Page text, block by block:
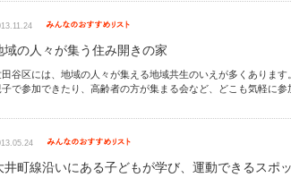
域の人々が集う住み開きの家
田谷区には、地域の人々が集える地域共生のいえが多くあります
子で参加できたり、高齢者の方が集まる会など、どこも気軽に参
井町線沿いにある子どもが学び、運動できるスポ